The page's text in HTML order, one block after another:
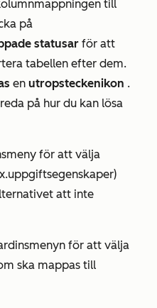
till
på
statusar för att
tabellen efter dem.
en utropsteckenikon .
på hur du kan lösa
för att välja
uppgiftsegenskaper)
att inte
för att välja
ska mappas till